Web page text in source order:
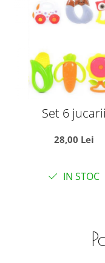
Set 6 jucarii
suprafete moi
dentitia
28,00 Lei
IN STOC